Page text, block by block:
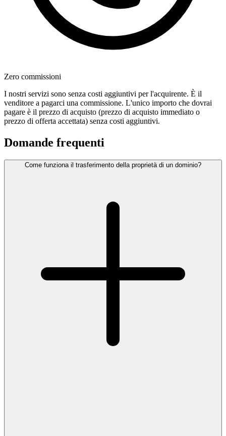
Zero commissioni
I nostri servizi sono senza costi aggiuntivi per l'acquirente. È il
venditore a pagarci una commissione. L'unico importo che dovrai
pagare è il prezzo di acquisto (prezzo di acquisto immediato o
prezzo di offerta accettata) senza costi aggiuntivi.
Domande frequenti
Come funziona il trasferimento della proprietà di un dominio?